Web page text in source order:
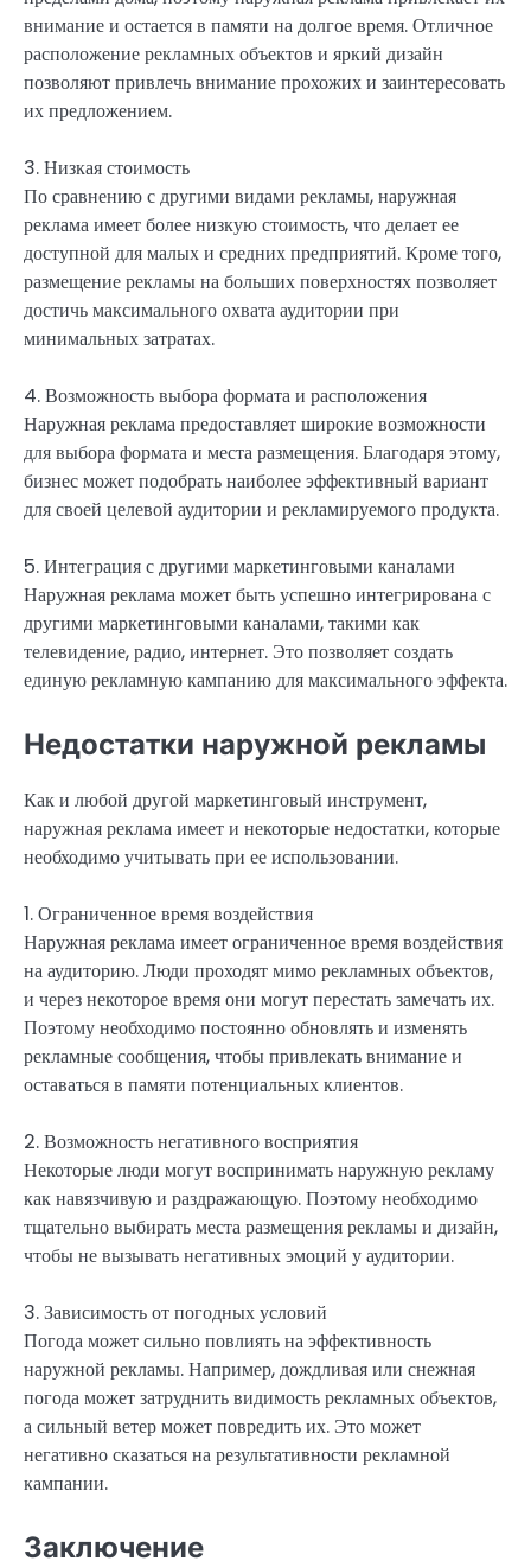
внимание и остается в памяти на долгое время. Отличное
расположение рекламных объектов и яркий дизайн
позволяют привлечь внимание прохожих и заинтересовать
их предложением.
3. Низкая стоимость
По сравнению с другими видами рекламы, наружная
реклама имеет более низкую стоимость, что делает ее
доступной для малых и средних предприятий. Кроме того,
размещение рекламы на больших поверхностях позволяет
достичь максимального охвата аудитории при
минимальных затратах.
4. Возможность выбора формата и расположения
Наружная реклама предоставляет широкие возможности
для выбора формата и места размещения. Благодаря этому,
бизнес может подобрать наиболее эффективный вариант
для своей целевой аудитории и рекламируемого продукта.
5. Интеграция с другими маркетинговыми каналами
Наружная реклама может быть успешно интегрирована с
другими маркетинговыми каналами, такими как
телевидение, радио, интернет. Это позволяет создать
единую рекламную кампанию для максимального эффекта.
Недостатки наружной рекламы
Как и любой другой маркетинговый инструмент,
наружная реклама имеет и некоторые недостатки, которые
необходимо учитывать при ее использовании.
1. Ограниченное время воздействия
Наружная реклама имеет ограниченное время воздействия
на аудиторию. Люди проходят мимо рекламных объектов,
и через некоторое время они могут перестать замечать их.
Поэтому необходимо постоянно обновлять и изменять
рекламные сообщения, чтобы привлекать внимание и
оставаться в памяти потенциальных клиентов.
2. Возможность негативного восприятия
Некоторые люди могут воспринимать наружную рекламу
как навязчивую и раздражающую. Поэтому необходимо
тщательно выбирать места размещения рекламы и дизайн,
чтобы не вызывать негативных эмоций у аудитории.
3. Зависимость от погодных условий
Погода может сильно повлиять на эффективность
наружной рекламы. Например, дождливая или снежная
погода может затруднить видимость рекламных объектов,
а сильный ветер может повредить их. Это может
негативно сказаться на результативности рекламной
кампании.
Заключение